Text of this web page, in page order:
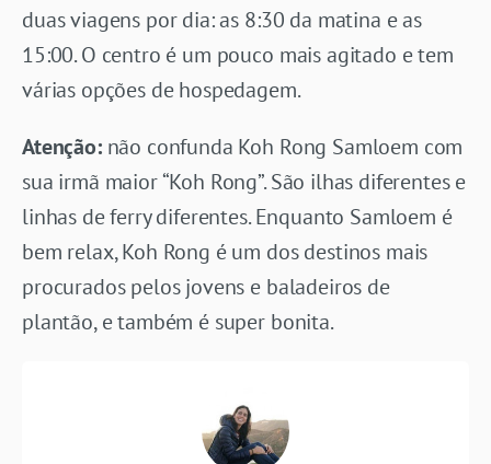
duas viagens por dia: as 8:30 da matina e as
15:00. O centro é um pouco mais agitado e tem
várias opções de hospedagem.
Atenção:não confunda Koh Rong Samloem com
sua irmã maior “Koh Rong”. São ilhas diferentes e
linhas de ferry diferentes. Enquanto Samloem é
bem relax, Koh Rong é um dos destinos mais
procurados pelos jovens e baladeiros de
plantão, e também é super bonita.